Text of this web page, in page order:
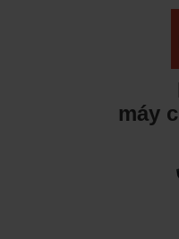
máy